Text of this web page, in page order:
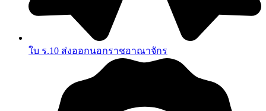
ใบ ร.10 ส่งออกนอกราชอาณาจักร